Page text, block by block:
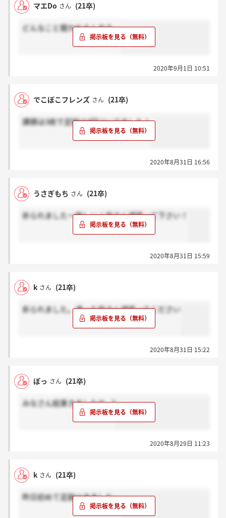
マエDo さん (21卒)
どんなこと聞かれるんやろ…
2020年9月1日 10:51
でこぼこフレンズ さん (21卒)
課題は3枚で足跡は4回ついてました！
2020年8月31日 16:56
うさぎもち さん (21卒)
祈られましたー悔しい！皆さん頑張って下さい！
2020年8月31日 15:59
k さん (21卒)
祈られました。通った皆さん頑張ってください
2020年8月31日 15:22
ぽっ さん (21卒)
みなさん結果きましたか...?
2020年8月29日 11:23
k さん (21卒)
昨日初めて足跡つきました…